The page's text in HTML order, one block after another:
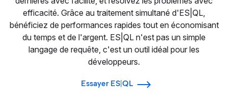
efficacité. Grâce au traitement simultané d'ES|QL,
bénéficiez de performances rapides tout en économisant
du temps et de l'argent. ES|QL n'est pas un simple
langage de requête, c'est un outil idéal pour les
développeurs.
Essayer ES|QL